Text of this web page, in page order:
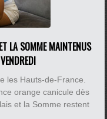
LA SOMME MAINTENUS
les Hauts-de-France.
orange canicule dès
et la Somme restent